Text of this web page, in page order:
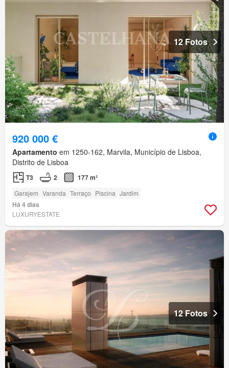
12 Fotos
920 000 €
Apartamento em 1250-162, Marvila, Município de Lisboa,
Distrito de Lisboa
T3 2 177 m²
Garajem Varanda Terraço Piscina Jardim
Há 4 dias
LUXURYESTATE
12 Fotos